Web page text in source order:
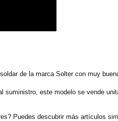
de la marca Solter con muy
este modelo se vende
Puedes descubrir más artículos